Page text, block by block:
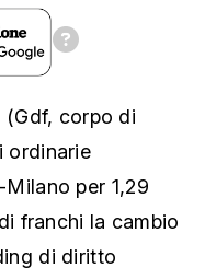
(Gdf, corpo di
ordinarie
per 1,29
franchi la cambio
di diritto